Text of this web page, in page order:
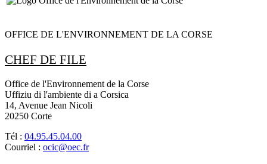
OFFICE DE L'ENVIRONNEMENT DE LA CORSE
CHEF DE FILE
Office de l'Environnement de la Corse
Uffiziu di l'ambiente di a Corsica
14, Avenue Jean Nicoli
20250 Corte
Tél : 04.95.45.04.00
Courriel : ocic@oec.fr